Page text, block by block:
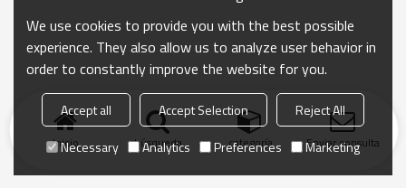
Inicio búsqueda categoría Enviar consulta
We use cookies to provide you with the best possible
experience. They also allow us to analyze user behavior in
order to constantly improve the website for you.
Accept all Accept Selection
Reject All
Necessary
Analytics Preferences Marketing